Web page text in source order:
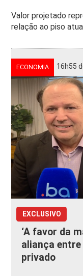
Valor projetado
relação ao piso
ECONOMIA 16h55
EXCLUSIVO
‘A favor da
aliança entre
privado